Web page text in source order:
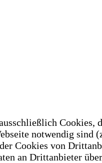
Cookies,
notwendig sind
Cookies von
an Drittanbieter